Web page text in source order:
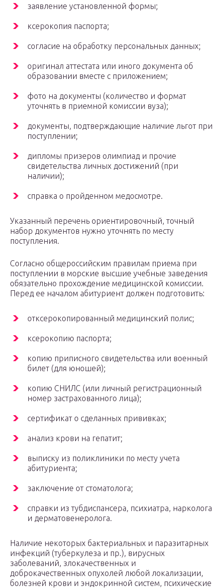
заявление установленной формы;
ксерокопия паспорта;
согласие на обработку персональных данных;
оригинал аттестата или иного документа об
образовании вместе с приложением;
фото на документы (количество и формат
уточнять в приемной комиссии вуза);
документы, подтверждающие наличие льгот при
поступлении;
дипломы призеров олимпиад и прочие
свидетельства личных достижений (при
наличии);
справка о пройденном медосмотре.
Указанный перечень ориентировочный, точный
набор документов нужно уточнять по месту
поступления.
Согласно общероссийским правилам приема при
поступлении в морские высшие учебные заведения
обязательно прохождение медицинской комиссии.
Перед ее началом абитуриент должен подготовить:
отксерокопированный медицинский полис;
ксерокопию паспорта;
копию приписного свидетельства или военный
билет (для юношей);
копию СНИЛС (или личный регистрационный
номер застрахованного лица);
сертификат о сделанных прививках;
анализ крови на гепатит;
выписку из поликлиники по месту учета
абитуриента;
заключение от стоматолога;
справки из тубдиспансера, психиатра, нарколога
и дерматовенеролога.
Наличие некоторых бактериальных и паразитарных
инфекций (туберкулеза и пр.), вирусных
заболеваний, злокачественных и
доброкачественных опухолей любой локализации,
болезней крови и эндокринной систем, психические